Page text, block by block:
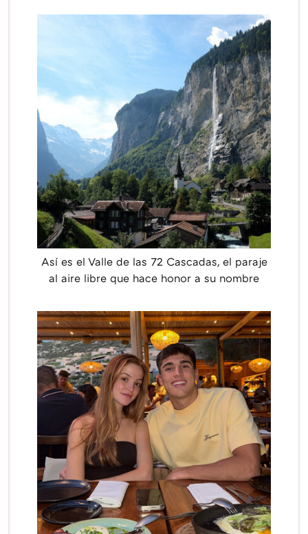
Así es el Valle de las 72 Cascadas, el paraje
al aire libre que hace honor a su nombre